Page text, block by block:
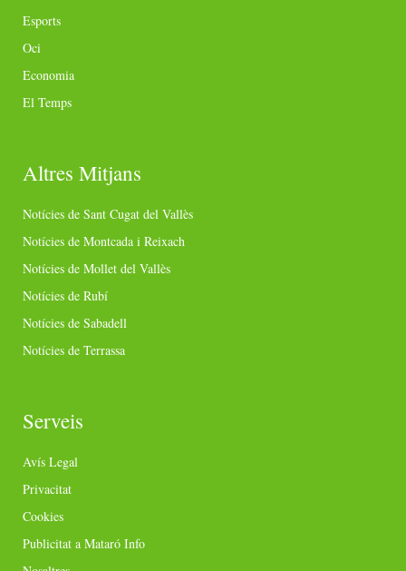
Esports
Oci
Economia
El Temps
Altres Mitjans
Notícies de Sant Cugat del Vallès
Notícies de Montcada i Reixach
Notícies de Mollet del Vallès
Notícies de Rubí
Notícies de Sabadell
Notícies de Terrassa
Serveis
Avís Legal
Privacitat
Cookies
Publicitat a Mataró Info